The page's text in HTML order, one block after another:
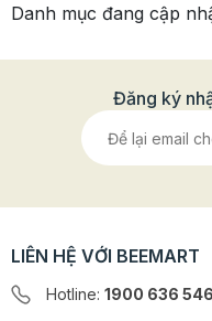
- Bảo quản nơi khô
Danh mục đang cập
Đăng ký
LIÊN HỆ VỚI BEEMART
Hotline: 1900 636 546